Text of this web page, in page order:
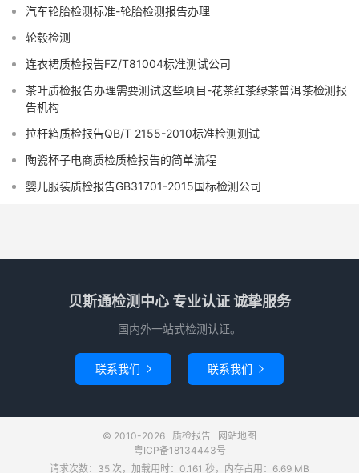
汽车轮胎检测标准-轮胎检测报告办理
轮毂检测
连衣裙质检报告FZ/T81004标准测试公司
茶叶质检报告办理需要测试这些项目-花茶红茶绿茶普洱茶检测报
告机构
拉杆箱质检报告QB/T 2155-2010标准检测测试
陶瓷杯子电商质检质检报告的简单流程
婴儿服装质检报告GB31701-2015国标检测公司
贝斯通检测中心 专业认证 诚挚服务
国内外一站式检测认证。
联系我们  联系我们 
© 2010-2026 质检报告
网站地图
粤ICP备18134443号
请求次数：35 次，加载用时：0.161 秒，内存占用：6.69 MB